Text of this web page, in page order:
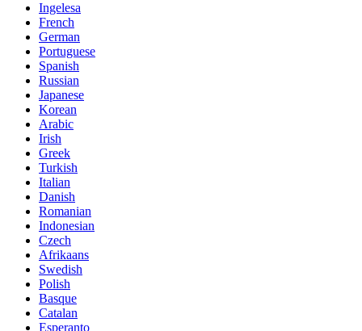
Ingelesa
French
German
Portuguese
Spanish
Russian
Japanese
Korean
Arabic
Irish
Greek
Turkish
Italian
Danish
Romanian
Indonesian
Czech
Afrikaans
Swedish
Polish
Basque
Catalan
Esperanto